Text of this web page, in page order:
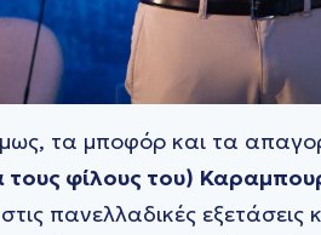
τα μποφόρ και τα
τους φίλους του)
πανελλαδικές